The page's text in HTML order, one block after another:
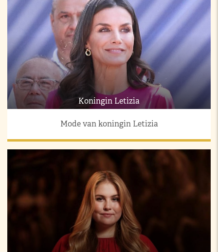
Koningin Letizia
Mode van koningin Letizia